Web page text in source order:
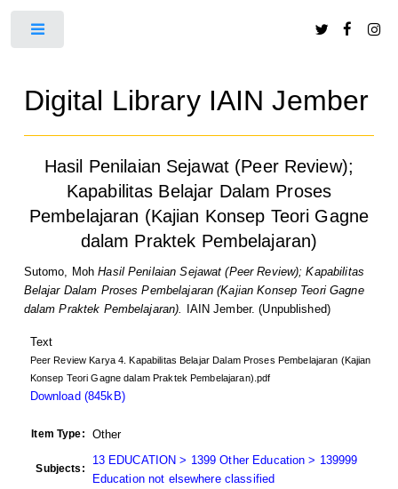
Digital Library IAIN Jember
Hasil Penilaian Sejawat (Peer Review);
Kapabilitas Belajar Dalam Proses
Pembelajaran (Kajian Konsep Teori Gagne
dalam Praktek Pembelajaran)
Sutomo, Moh Hasil Penilaian Sejawat (Peer Review); Kapabilitas
Belajar Dalam Proses Pembelajaran (Kajian Konsep Teori Gagne
dalam Praktek Pembelajaran).
IAIN Jember. (Unpublished)
Text
Peer Review Karya 4. Kapabilitas Belajar Dalam Proses Pembelajaran (Kajian
Konsep Teori Gagne dalam Praktek Pembelajaran).pdf
Download (845kB)
Item Type: Other
Subjects:
13 EDUCATION > 1399 Other Education > 139999
Education not elsewhere classified